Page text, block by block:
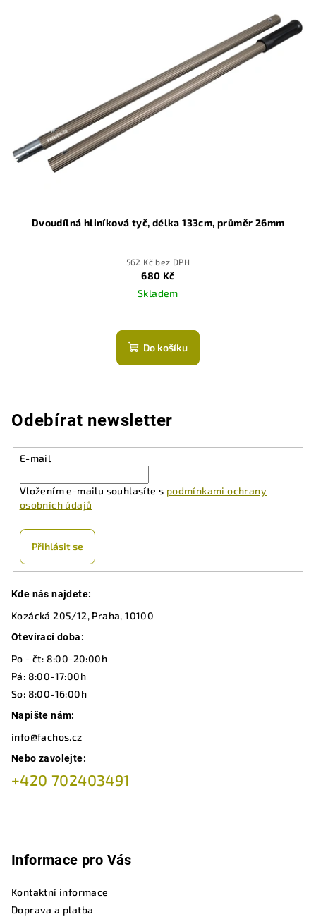
Dvoudílná hliníková tyč, délka 133cm, průměr 26mm
562 Kč bez DPH
680 Kč
Skladem
Do košíku
Odebírat newsletter
E-mail
Vložením e-mailu souhlasíte s podmínkami ochrany
osobních údajů
Přihlásit se
Kde nás najdete:
Kozácká 205/12, Praha, 10100
Otevírací doba:
Po - čt: 8:00-20:00h
Pá: 8:00-17:00h
So: 8:00-16:00h
Napište nám:
info@fachos.cz
Nebo zavolejte:
+420 702403491
Informace pro Vás
Kontaktní informace
Doprava a platba